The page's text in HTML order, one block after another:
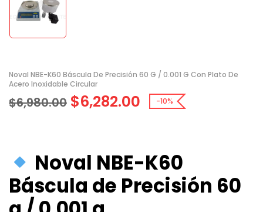
Noval NBE-K60 Báscula De Precisión 60 G / 0.001 G Con Plato De
Acero Inoxidable Circular
$6,980.00 $6,282.00 -10%
Noval NBE-K60
Báscula de Precisión 60